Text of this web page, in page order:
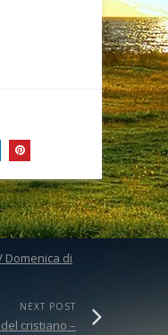
Domenica di
NEXT POST
cristiano –